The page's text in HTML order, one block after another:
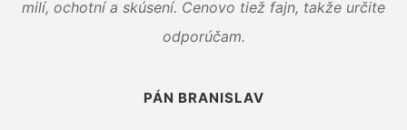
milí, ochotní a skúsení. Cenovo tiež fajn, takže určite
odporúčam.
PÁN BRANISLAV